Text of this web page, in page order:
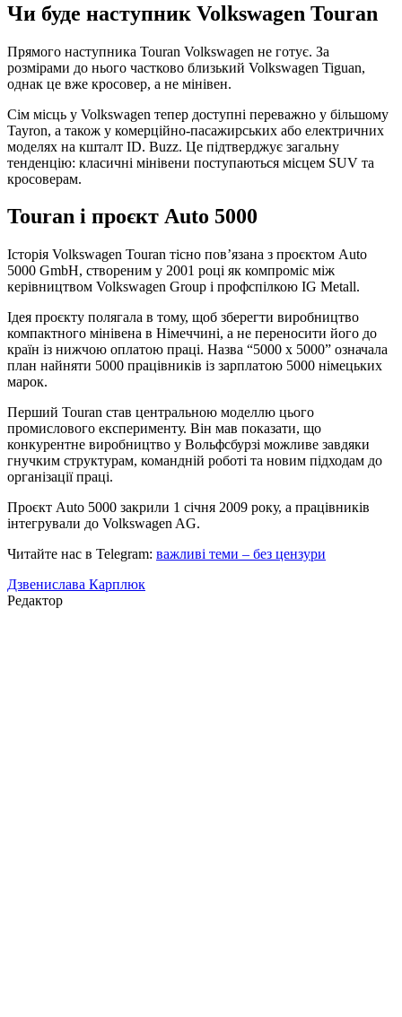
Чи буде наступник Volkswagen Touran
Прямого наступника Touran Volkswagen не готує. За
розмірами до нього частково близький Volkswagen Tiguan,
однак це вже кросовер, а не мінівен.
Сім місць у Volkswagen тепер доступні переважно у більшому
Tayron, а також у комерційно-пасажирських або електричних
моделях на кшталт ID. Buzz. Це підтверджує загальну
тенденцію: класичні мінівени поступаються місцем SUV та
кросоверам.
Touran і проєкт Auto 5000
Історія Volkswagen Touran тісно пов’язана з проєктом Auto
5000 GmbH, створеним у 2001 році як компроміс між
керівництвом Volkswagen Group і профспілкою IG Metall.
Ідея проєкту полягала в тому, щоб зберегти виробництво
компактного мінівена в Німеччині, а не переносити його до
країн із нижчою оплатою праці. Назва “5000 x 5000” означала
план найняти 5000 працівників із зарплатою 5000 німецьких
марок.
Перший Touran став центральною моделлю цього
промислового експерименту. Він мав показати, що
конкурентне виробництво у Вольфсбурзі можливе завдяки
гнучким структурам, командній роботі та новим підходам до
організації праці.
Проєкт Auto 5000 закрили 1 січня 2009 року, а працівників
інтегрували до Volkswagen AG.
Читайте нас в Telegram: важливі теми – без цензури
Дзвенислава Карплюк
Редактор